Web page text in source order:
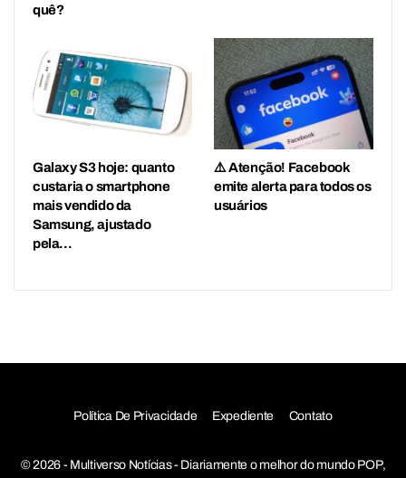
quê?
Galaxy S3 hoje: quanto
custaria o smartphone
mais vendido da
Samsung, ajustado
pela…
⚠️ Atenção! Facebook
emite alerta para todos os
usuários
Política De Privacidade Expediente Contato
© 2026 - Multiverso Notícias - Diariamente o melhor do mundo POP,